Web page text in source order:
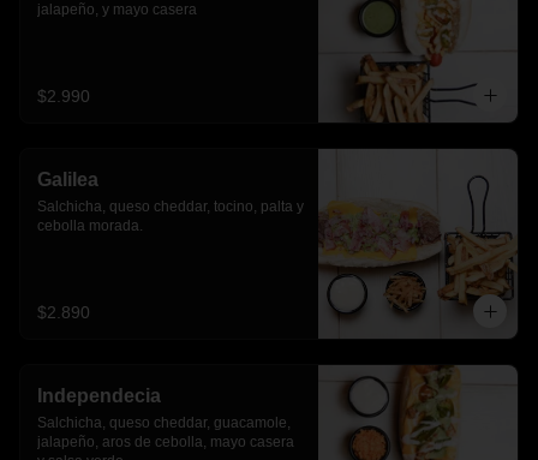
jalapeño, y mayo casera
$2.990
Galilea
Salchicha, queso cheddar, tocino, palta y
cebolla morada.
$2.890
Independecia
Salchicha, queso cheddar, guacamole,
jalapeño, aros de cebolla, mayo casera